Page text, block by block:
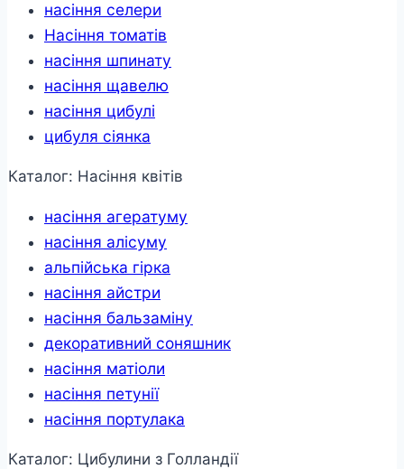
насіння селери
Насіння томатів
насіння шпинату
насіння щавелю
насіння цибулі
цибуля сіянка
Каталог: Насіння квітів
насіння агератуму
насіння алісуму
альпійська гірка
насіння айстри
насіння бальзаміну
декоративний соняшник
насіння матіоли
насіння петунії
насіння портулака
Каталог: Цибулини з Голландії